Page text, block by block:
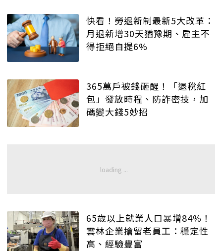
快看！勞退新制最新5大改革：
月退新增30天猶豫期、雇主不
得拒絕自提6%
365萬戶被錢砸醒！「退稅紅
包」發放時程、防詐密技，加
碼變大錢5妙招
65歲以上就業人口暴增84%！
雲林企業搶留老員工：穩定性
高、經驗豐富